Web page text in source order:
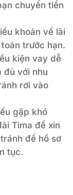
chuyển tiền
khoản về lãi
trước hạn.
kiện vay dễ
đủ với nhu
rơi vào
gặp khó
Tima để xin
để hồ sơ
tục.